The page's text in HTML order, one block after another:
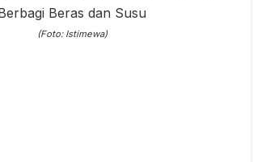
(Foto: Istimewa)